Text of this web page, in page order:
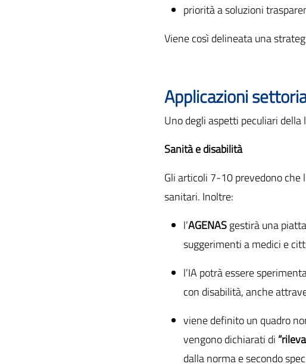
priorità a soluzioni
Viene così delineata una
Applicazioni
Uno degli aspetti peculiari della
Sanità e disabilità
Gli articoli 7-10 prevedono che
sanitari. Inoltre:
l’AGENASgestirà una
suggerimenti a medici e
l’IA potrà essere
con disabilità, anche
viene definito un quadro
vengono dichiarati di
dalla norma e secondo